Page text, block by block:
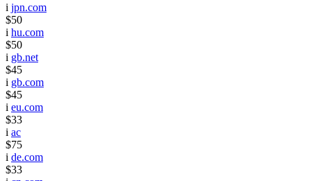
i jpn.com
$50
i hu.com
$50
i gb.net
$45
i gb.com
$45
i eu.com
$33
i ac
$75
i de.com
$33